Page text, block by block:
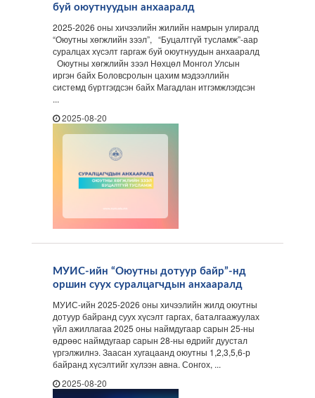
буй оюутнуудын анхааралд
2025-2026 оны хичээлийн жилийн намрын улиралд
“Оюутны хөгжлийн зээл”, “Буцалтгүй тусламж”-аар
суралцах хүсэлт гаргаж буй оюутнуудын анхааралд
Оюутны хөгжлийн зээл Нөхцөл Монгол Улсын
иргэн байх Боловсролын цахим мэдээллийн
системд бүртгэгдсэн байх Магадлан итгэмжлэгдсэн
...
2025-08-20
МУИС-ийн “Оюутны дотуур байр”-нд
оршин суух суралцагчдын анхааралд
МУИС-ийн 2025-2026 оны хичээлийн жилд оюутны
дотуур байранд суух хүсэлт гаргах, баталгаажуулах
үйл ажиллагаа 2025 оны наймдугаар сарын 25-ны
өдрөөс наймдугаар сарын 28-ны өдрийг дуустал
үргэлжилнэ. Заасан хугацаанд оюутны 1,2,3,5,6-р
байранд хүсэлтийг хүлээн авна. Сонгох, ...
2025-08-20